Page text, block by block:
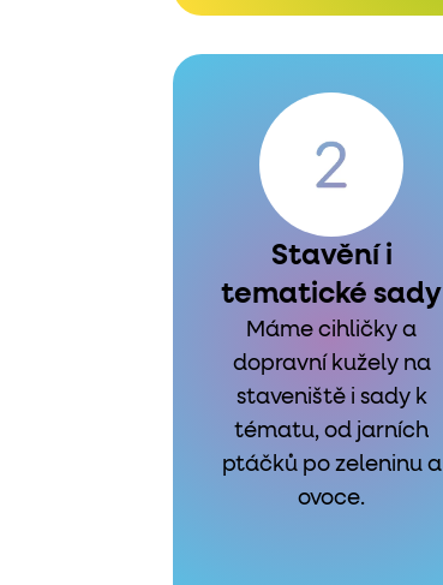
Stavění i
tematické sady
Máme cihličky a
dopravní kužely na
staveniště i sady k
tématu, od jarních
ptáčků po zeleninu a
ovoce.